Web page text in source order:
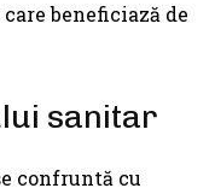
beneficiază de
sanitar
confruntă cu